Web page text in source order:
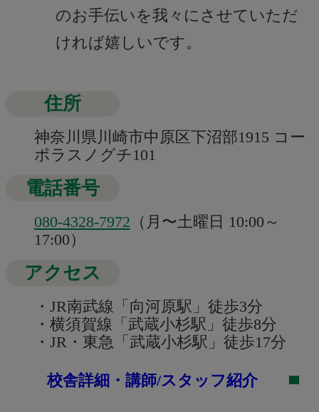
のお手伝いを我々にさせていただ
ければ嬉しいです。
住所
神奈川県川崎市中原区下沼部1915 コー
ポラスノグチ101
電話番号
080-4328-7972 （月〜土曜日 10:00～
17:00）
アクセス
・JR南武線「向河原駅」徒歩3分
・横須賀線「武蔵小杉駅」徒歩8分
・JR・東急「武蔵小杉駅」徒歩17分
校舎詳細・講師/スタッフ紹介